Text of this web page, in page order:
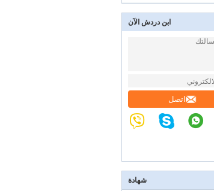
ابن دردش الآن
اتصل
شهادة